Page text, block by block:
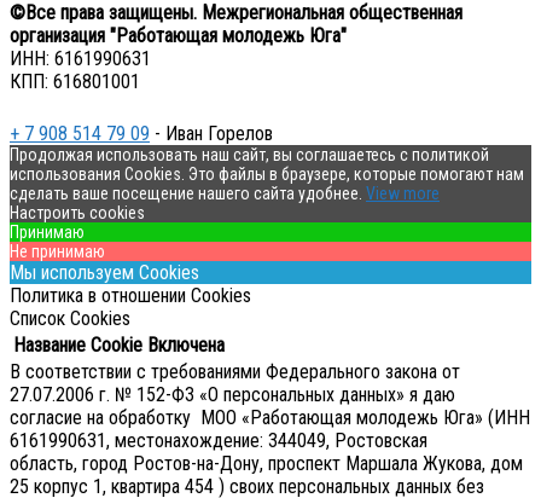
©Все права защищены. Межрегиональная общественная
организация "Работающая молодежь Юга"
ИНН: 6161990631
КПП: 616801001
+ 7 908 514 79 09 - Иван Горелов
Продолжая использовать наш сайт, вы соглашаетесь с политикой
использования Cookies. Это файлы в браузере, которые помогают нам
сделать ваше посещение нашего сайта удобнее. View more
Настроить cookies
Принимаю
Не принимаю
Мы используем Cookies
Политика в отношении Cookies
Список Cookies
Название Cookie Включена
В соответствии с требованиями Федерального закона от
27.07.2006 г. № 152-ФЗ «О персональных данных» я даю
согласие на обработку МОО «Работающая молодежь Юга» (ИНН
6161990631, местонахождение: 344049, Ростовская
область, город Ростов-на-Дону, проспект Маршала Жукова, дом
25 корпус 1, квартира 454 ) своих персональных данных без